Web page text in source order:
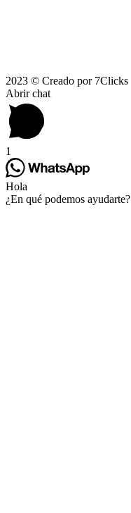
2023 © Creado por 7Clicks
Abrir chat
1
Hola
¿En qué podemos ayudarte?